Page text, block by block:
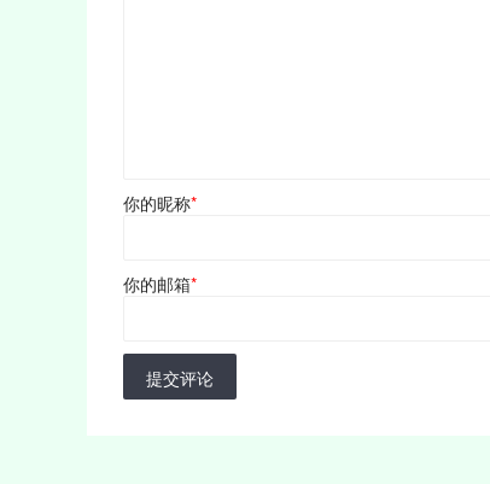
你的昵称*
你的邮箱*
提交评论